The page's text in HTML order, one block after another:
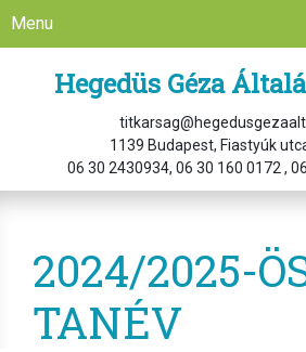
Menu
Hegedüs Géza
1139 Budapest, Fiastyúk
06 30 2430934, 06 30 160 0172 ,
2024/2025-
TANÉV